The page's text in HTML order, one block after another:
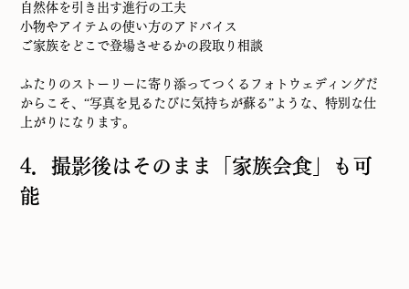
自然体を引き出す進行の工夫
小物やアイテムの使い方のアドバイス
ご家族をどこで登場させるかの段取り相談
ふたりのストーリーに寄り添ってつくるフォトウェディングだ
からこそ、“写真を見るたびに気持ちが蘇る”ような、特別な仕
上がりになります。
4．撮影後はそのまま「家族会食」も可
能